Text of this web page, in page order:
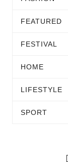
FEATURED
FESTIVAL
HOME
LIFESTYLE
SPORT